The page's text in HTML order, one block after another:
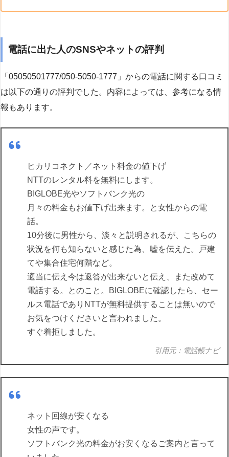
電話に出た人のSNSやネットの評判
「05050501777/050-5050-1777」からの電話に関する口コミ
は以下の通りの評判でした。内容によっては、参考になる情
報もあります。
ヒカリコネクト／ネット料金の値下げ
NTTのレンタル料を無料にします。
BIGLOBE光やソフトバンク光の
月々の料金もお値下げ出来ます。と女性からの電
話。
10分後に男性から、淡々と説明されるが、こちらの
状況を何も知らないと感じた為、嘘を伝えた。戸建
てや集合住宅何階など。
適当に伝え今は返答が出来ないと伝え、また改めて
電話する。とのこと。BIGLOBEに確認したら、セー
ルス電話でありNTTが無料提供することは無いので
お気をつけくださいと言われました。
すぐ着拒しました。
引用元：電話帳ナビ
ネット回線が安くなる
女性の声です。
ソフトバンク光の料金がお安くなるご案内と言って